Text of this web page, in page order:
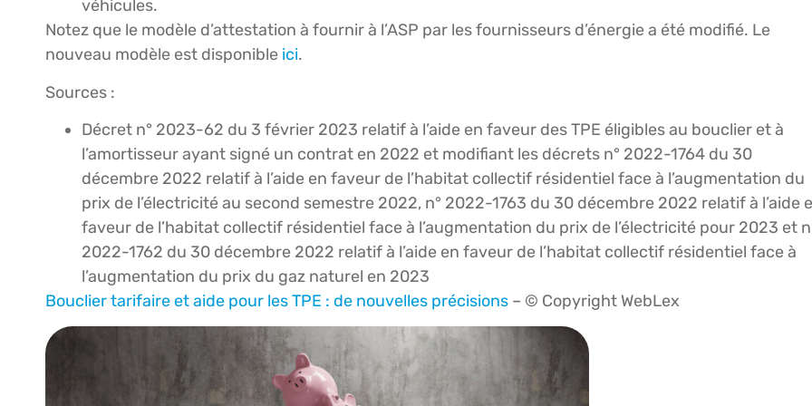
véhicules.
Notez que le modèle d’attestation à fournir à l’ASP par les fournisseurs d’énergie a été modifié. Le
nouveau modèle est disponible ici.
Sources :
Décret n° 2023-62 du 3 février 2023 relatif à l’aide en faveur des TPE éligibles au bouclier et à
l’amortisseur ayant signé un contrat en 2022 et modifiant les décrets n° 2022-1764 du 30
décembre 2022 relatif à l’aide en faveur de l’habitat collectif résidentiel face à l’augmentation du
prix de l’électricité au second semestre 2022, n° 2022-1763 du 30 décembre 2022 relatif à l’aide
faveur de l’habitat collectif résidentiel face à l’augmentation du prix de l’électricité pour 2023 et
2022-1762 du 30 décembre 2022 relatif à l’aide en faveur de l’habitat collectif résidentiel face à
l’augmentation du prix du gaz naturel en 2023
Bouclier tarifaire et aide pour les TPE : de nouvelles précisions – © Copyright WebLex